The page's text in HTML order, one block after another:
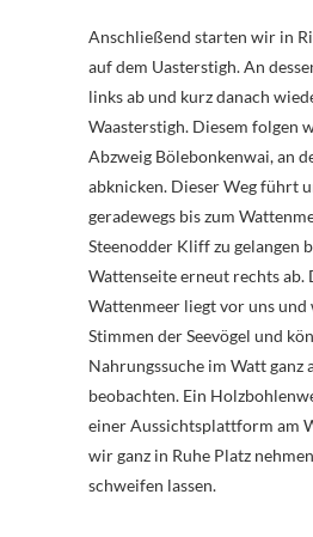
Anschließend starten wir in
auf dem Uasterstigh. An
links ab und kurz danach
Waasterstigh. Diesem folgen
Abzweig Bölebonkenwai, an
abknicken. Dieser Weg führt
geradewegs bis zum
Steenodder Kliff zu gelangen
Wattenseite erneut rechts ab.
Wattenmeer liegt vor uns
Stimmen der Seevögel und
Nahrungssuche im Watt ganz
beobachten. Ein
einer Aussichtsplattform am
wir ganz in Ruhe Platz
schweifen lassen.